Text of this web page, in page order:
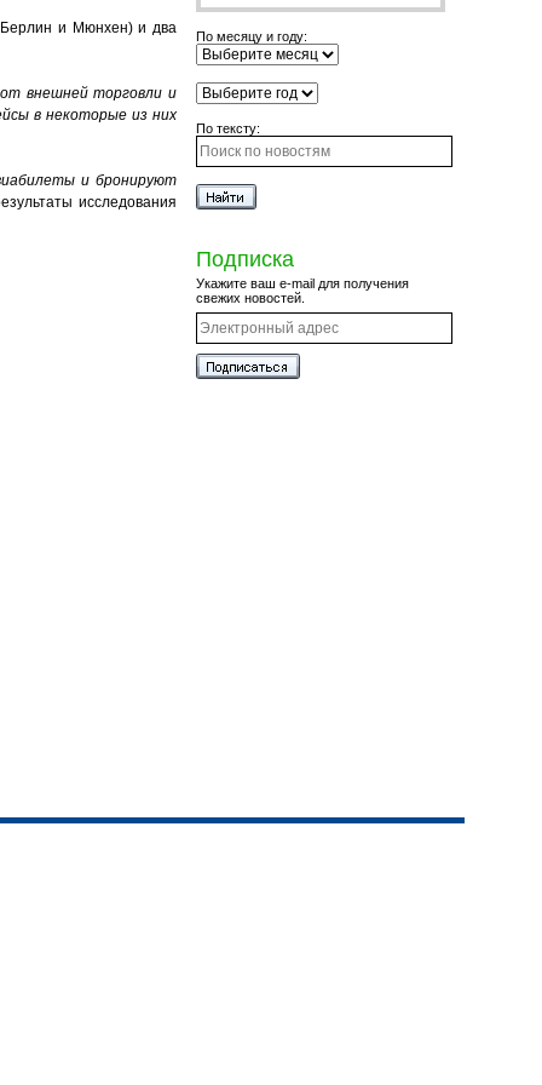
и Мюнхен) и два
внешней торговли и
в некоторые из них
и бронируют
исследования
По месяцу и году:
По тексту:
Подписка
Укажите ваш e-mail для получения
свежих новостей.